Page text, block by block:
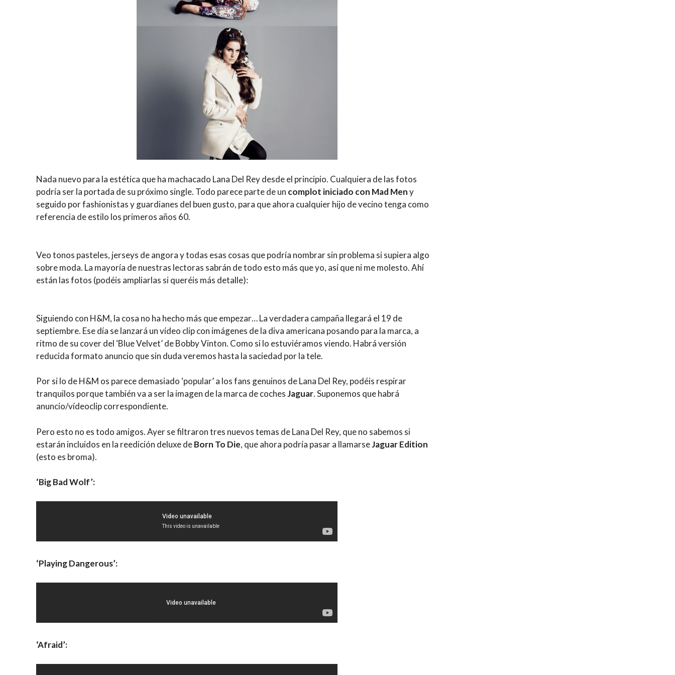
Nada nuevo para la estética que ha machacado Lana Del Rey desde el principio. Cualquiera de las fotos
podría ser la portada de su próximo single. Todo parece parte de un complot iniciado con Mad Meny
seguido por fashionistas y guardianes del buen gusto, para que ahora cualquier hijo de vecino tenga como
referencia de estilo los primeros años 60.
Veo tonos pasteles, jerseys de angora y todas esas cosas que podría nombrar sin problema si supiera algo
sobre moda. La mayoría de nuestras lectoras sabrán de todo esto más que yo, así que ni me molesto. Ahí
están las fotos (podéis ampliarlas si queréis más detalle):
Siguiendo con H&M, la cosa no ha hecho más que empezar… La verdadera campaña llegará el 19 de
septiembre. Ese día se lanzará un vídeo clip con imágenes de la diva americana posando para la marca, a
ritmo de su cover del ‘Blue Velvet’ de Bobby Vinton. Como si lo estuviéramos viendo. Habrá versión
reducida formato anuncio que sin duda veremos hasta la saciedad por la tele.
Por si lo de H&M os parece demasiado ‘popular’ a los fans genuinos de Lana Del Rey, podéis respirar
tranquilos porque también va a ser la imagen de la marca de cochesJaguar. Suponemos que habrá
anuncio/vídeoclip correspondiente.
Pero esto no es todo amigos. Ayer se filtraron tres nuevos temas de Lana Del Rey, que no sabemos si
estarán incluidos en la reedición deluxe deBorn To Die, que ahora podría pasar a llamarseJaguar Edition
(esto es broma).
‘Big Bad Wolf’:
‘Playing Dangerous’:
‘Afraid’: